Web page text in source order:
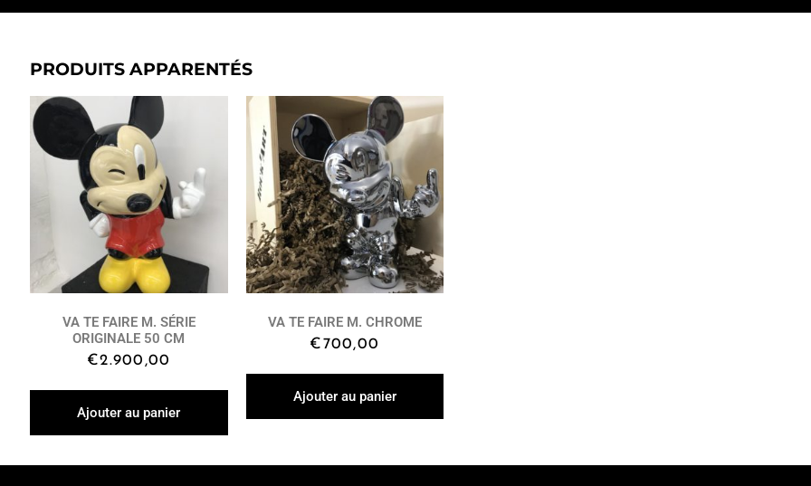
PRODUITS APPARENTÉS
VA TE FAIRE M. SÉRIE
ORIGINALE 50 CM
€2.900,00
Ajouter au panier
VA TE FAIRE M. CHROME
€700,00
Ajouter au panier